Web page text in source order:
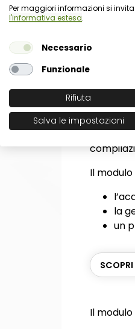
In
Per
diretti
Il modulo
la
un
Il modulo
Per maggiori informazioni si
l'informativa estesa.
Necessario
Funzionale
Rifiuta
Salva le impostazioni